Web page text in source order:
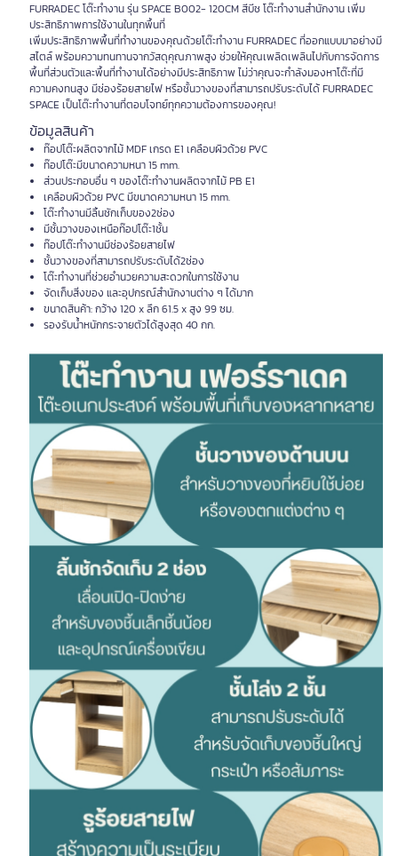
FURRADEC โต๊ะทำงาน รุ่น SPACE B002- 120CM สีบีช โต๊ะทำงานสำนักงาน เพิ่ม
ประสิทธิภาพการใช้งานในทุกพื้นที่
เพิ่มประสิทธิภาพพื้นที่ทำงานของคุณด้วยโต๊ะทำงาน FURRADEC ที่ออกแบบมาอย่างมี
สไตล์ พร้อมความทนทานจากวัสดุคุณภาพสูง ช่วยให้คุณเพลิดเพลินไปกับการจัดการ
พื้นที่ส่วนตัวและพื้นที่ทำงานได้อย่างมีประสิทธิภาพ ไม่ว่าคุณจะกำลังมองหาโต๊ะที่มี
ความคงทนสูง มีช่องร้อยสายไฟ หรือชั้นวางของที่สามารถปรับระดับได้ FURRADEC
SPACE เป็นโต๊ะทำงานที่ตอบโจทย์ทุกความต้องการของคุณ!
ข้อมูลสินค้า
ท๊อปโต๊ะผลิตจากไม้ MDF เกรด E1 เคลือบผิวด้วย PVC
ท๊อปโต๊ะมีขนาดความหนา 15 mm.
ส่วนประกอบอื่น ๆ ของโต๊ะทำงานผลิตจากไม้ PB E1
เคลือบผิวด้วย PVC มีขนาดความหนา 15 mm.
โต๊ะทำงานมีลิ้นชักเก็บของ2ช่อง
มีชั้นวางของเหนือท๊อปโต๊ะ1ชั้น
ท๊อปโต๊ะทำงานมีช่องร้อยสายไฟ
ชั้นวางของที่สามารถปรับระดับได้2ช่อง
โต๊ะทำงานที่ช่วยอำนวยความสะดวกในการใช้งาน
จัดเก็บสิ่งของ และอุปกรณ์สำนักงานต่าง ๆ ได้มาก
ขนาดสินค้า: กว้าง 120 x ลึก 61.5 x สูง 99 ซม.
รองรับน้ำหนักกระจายตัวได้สูงสุด 40 กก.